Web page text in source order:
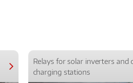
Relays for solar inverters and
charging stations